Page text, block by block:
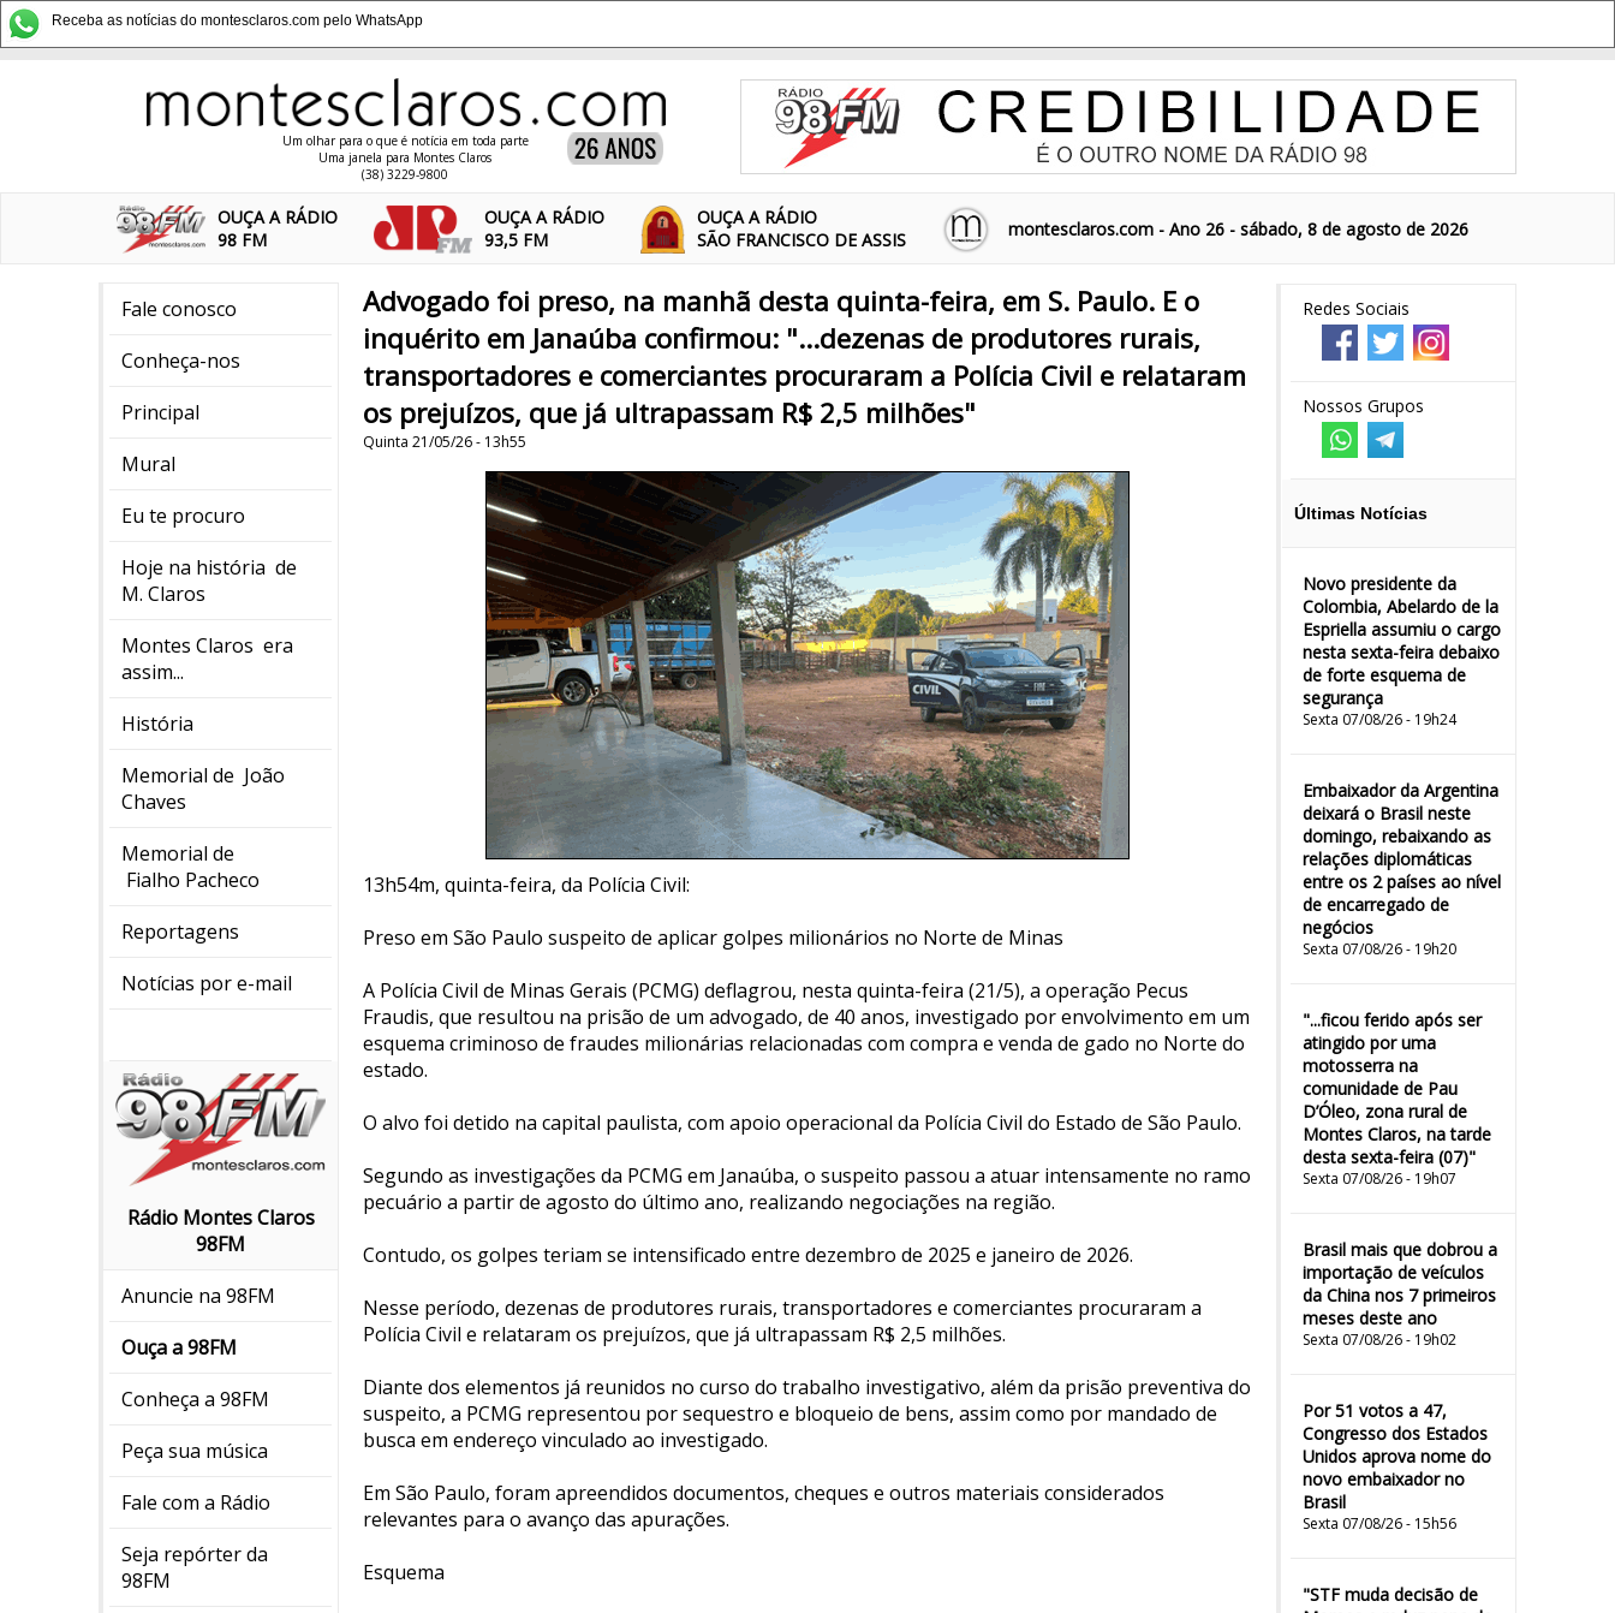
Receba as notícias do montesclaros.com pelo WhatsApp
Um olhar para o que é notícia em toda parte
Uma janela para Montes Claros
(38) 3229-9800
OUÇA A RÁDIO
98 FM
OUÇA A RÁDIO
93,5 FM
OUÇA A RÁDIO
SÃO FRANCISCO DE ASSIS
montesclaros.com - Ano 26 - sábado, 8 de agosto de 2026
Fale conosco
Conheça-nos
Principal
Mural
Eu te procuro
Hoje na história de
M. Claros
Montes Claros era
assim...
História
Memorial de João
Chaves
Memorial de
Fialho Pacheco
Reportagens
Notícias por e-mail
Rádio Montes Claros
98FM
Anuncie na 98FM
Ouça a 98FM
Conheça a 98FM
Peça sua música
Fale com a Rádio
Seja repórter da
98FM
Redes Sociais
Nossos Grupos
Últimas Notícias
Novo presidente da
Colombia, Abelardo de la
Espriella assumiu o cargo
nesta sexta-feira debaixo
de forte esquema de
segurança
Sexta 07/08/26 - 19h24
Embaixador da Argentina
deixará o Brasil neste
domingo, rebaixando as
relações diplomáticas
entre os 2 países ao nível
de encarregado de
negócios
Sexta 07/08/26 - 19h20
"...ficou ferido após ser
atingido por uma
motosserra na
comunidade de Pau
D’Óleo, zona rural de
Montes Claros, na tarde
desta sexta-feira (07)"
Sexta 07/08/26 - 19h07
Brasil mais que dobrou a
importação de veículos
da China nos 7 primeiros
meses deste ano
Sexta 07/08/26 - 19h02
Por 51 votos a 47,
Congresso dos Estados
Unidos aprova nome do
novo embaixador no
Brasil
Sexta 07/08/26 - 15h56
"STF muda decisão de
Advogado foi preso, na manhã desta quinta-feira, em S. Paulo. E o
inquérito em Janaúba confirmou: "...dezenas de produtores rurais,
transportadores e comerciantes procuraram a Polícia Civil e relataram
os prejuízos, que já ultrapassam R$ 2,5 milhões"
Quinta 21/05/26 - 13h55
13h54m, quinta-feira, da Polícia Civil:
Preso em São Paulo suspeito de aplicar golpes milionários no Norte de Minas
A Polícia Civil de Minas Gerais (PCMG) deflagrou, nesta quinta-feira (21/5), a operação Pecus
Fraudis, que resultou na prisão de um advogado, de 40 anos, investigado por envolvimento em um
esquema criminoso de fraudes milionárias relacionadas com compra e venda de gado no Norte do
estado.
O alvo foi detido na capital paulista, com apoio operacional da Polícia Civil do Estado de São Paulo.
Segundo as investigações da PCMG em Janaúba, o suspeito passou a atuar intensamente no ramo
pecuário a partir de agosto do último ano, realizando negociações na região.
Contudo, os golpes teriam se intensificado entre dezembro de 2025 e janeiro de 2026.
Nesse período, dezenas de produtores rurais, transportadores e comerciantes procuraram a
Polícia Civil e relataram os prejuízos, que já ultrapassam R$ 2,5 milhões.
Diante dos elementos já reunidos no curso do trabalho investigativo, além da prisão preventiva do
suspeito, a PCMG representou por sequestro e bloqueio de bens, assim como por mandado de
busca em endereço vinculado ao investigado.
Em São Paulo, foram apreendidos documentos, cheques e outros materiais considerados
relevantes para o avanço das apurações.
Esquema